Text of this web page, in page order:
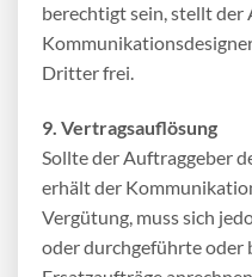
berechtigt sein, stellt der
Dritter frei.
9. Vertragsauflösung
Sollte der Auftraggeber
erhält der
Vergütung, muss sich
oder durchgeführte oder